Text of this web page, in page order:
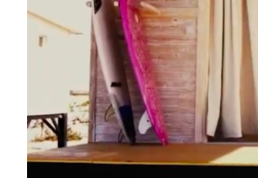
Palais Heure Bleue